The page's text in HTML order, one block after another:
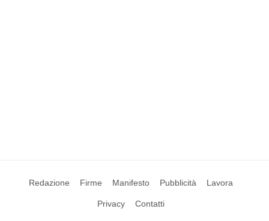
Redazione Firme Manifesto Pubblicità Lavora
Privacy Contatti